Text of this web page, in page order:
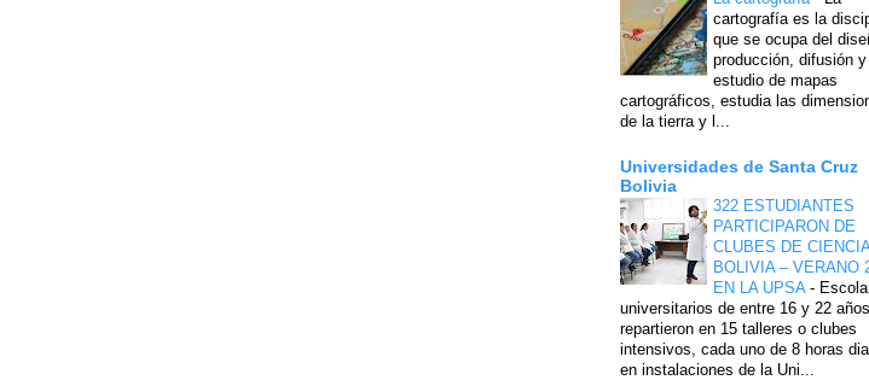
cartografía es la
que se ocupa del
producción, difusión y
estudio de mapas
cartográficos, estudia las
de la tierra y l...
Universidades de Santa Cruz
Bolivia
322 ESTUDIANTES
PARTICIPARON DE
CLUBES DE CIENCIA
BOLIVIA – VERANO
EN LA UPSA -
universitarios de entre 16 y 22
repartieron en 15 talleres o clubes
intensivos, cada uno de 8 horas
en instalaciones de la Uni...